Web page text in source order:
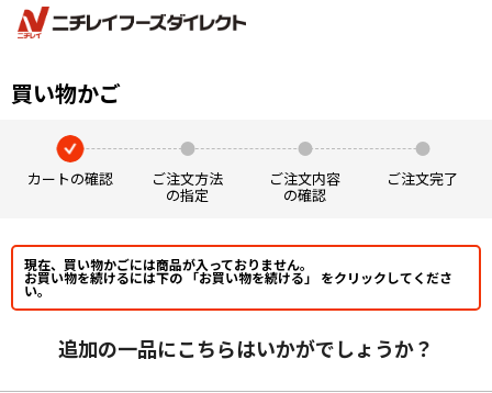
買い物かご
カートの確認 ご注文方法
の指定
ご注文内容
の確認
ご注文完了
現在、買い物かごには商品が入っておりません。
お買い物を続けるには下の 「お買い物を続ける」 をクリックしてくださ
い。
追加の一品にこちらはいかがでしょうか？